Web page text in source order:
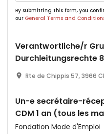
By submitting this form, you
our General Terms and
Verantwortliche/r
Durchleitungsrechte
Rte de Chippis 57, 3966
Un-e secrétaire-
CDM 1 an (tous les
Fondation Mode d'Emploi